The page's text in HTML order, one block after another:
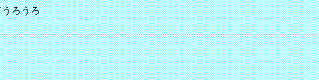
ろうろ